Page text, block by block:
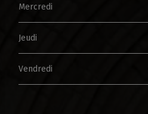
Mercredi
Jeudi
Vendredi